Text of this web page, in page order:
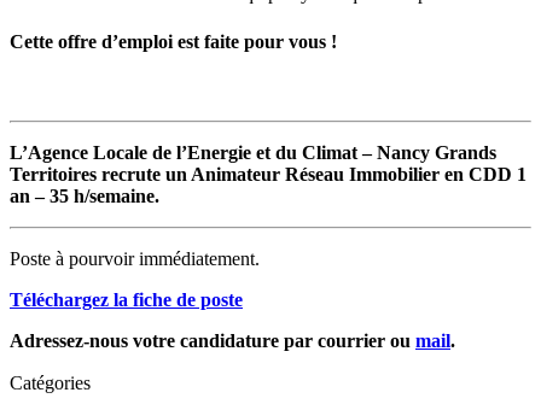
Cette offre d’emploi est faite pour vous !
L’Agence Locale de l’Energie et du Climat – Nancy Grands
Territoires recrute un Animateur Réseau Immobilier en CDD 1
an – 35 h/semaine.
Poste à pourvoir immédiatement.
Téléchargez la fiche de poste
Adressez-nous votre candidature par courrier ou mail.
Catégories